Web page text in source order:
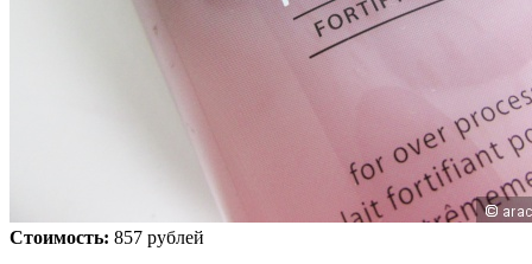
Стоимость: 857 рублей